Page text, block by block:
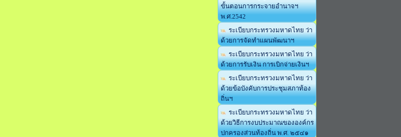
ขั้นตอนการกระจายอำนาจฯ
พ.ศ.2542
ระเบียบกระทรวงมหาดไทย ว่า
ด้วยการจัดทำแผนพัฒนาฯ
ระเบียบกระทรวงมหาดไทย ว่า
ด้วยการรับเงิน การเบิกจ่ายเงินฯ
ระเบียบกระทรวงมหาดไทย ว่า
ด้วยข้อบังคับการประชุมสภาท้อง
ถิ่นฯ
ระเบียบกระทรวงมหาดไทย ว่า
ด้วยวิธีการงบประมาณขององค์กร
ปกครองส่วนท้องถิ่น พ.ศ. ๒๕๔๑